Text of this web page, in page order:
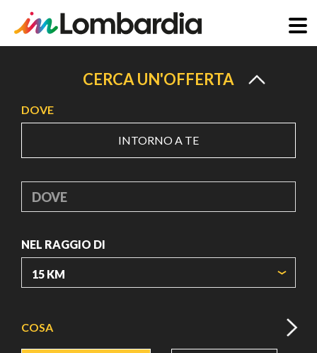
principale
CERCA UN'OFFERTA
DOVE
INTORNO A TE
DOVE
NEL RAGGIO DI
COSA